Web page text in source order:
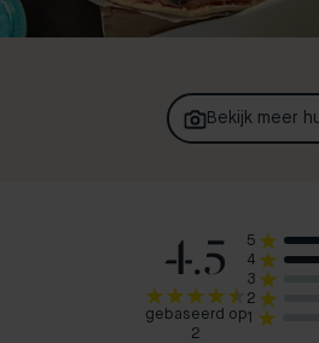
Bekijk meer
4.5
gebaseerd op
2
5
4
3
2
1